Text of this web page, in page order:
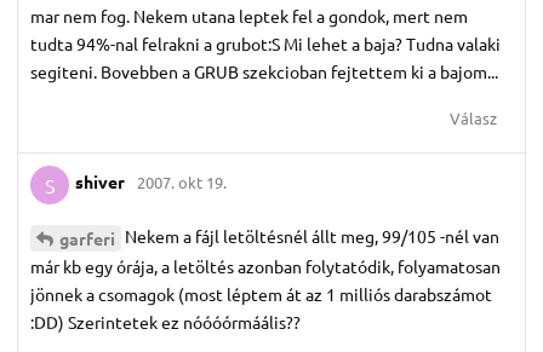
mar nem fog. Nekem utana leptek fel a gondok, mert nem
tudta 94%-nal felrakni a grubot:S Mi lehet a baja? Tudna valaki
segiteni. Bovebben a GRUB szekcioban fejtettem ki a bajom...
Válasz
S shiver 2007. okt 19.
garferi Nekem a fájl letöltésnél állt meg, 99/105 -nél van
már kb egy órája, a letöltés azonban folytatódik, folyamatosan
jönnek a csomagok (most léptem át az 1 milliós darabszámot
:DD) Szerintetek ez nóóóórmáális??